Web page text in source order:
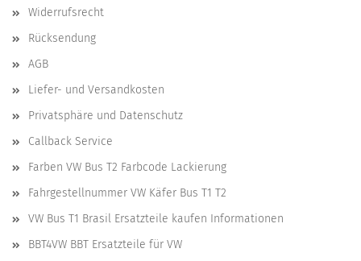
Widerrufsrecht
Rücksendung
AGB
Liefer- und Versandkosten
Privatsphäre und Datenschutz
Callback Service
Farben VW Bus T2 Farbcode Lackierung
Fahrgestellnummer VW Käfer Bus T1 T2
VW Bus T1 Brasil Ersatzteile kaufen Informationen
BBT4VW BBT Ersatzteile für VW